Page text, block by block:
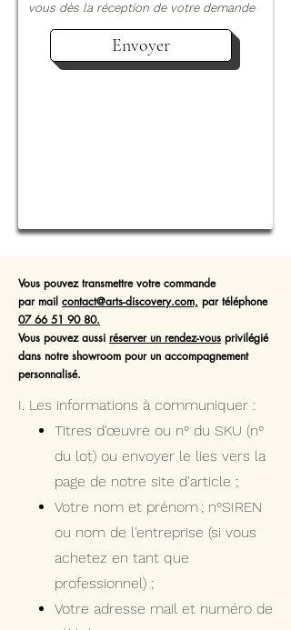
vous dès la réception de votre demande
Envoyer
Vous pouvez transmettre votre commande
par mail contact@arts-discovery.com, par téléphone
07 66 51 90 80.
Vous pouvez aussi réserver un rendez-vous privilégié
dans notre showroom pour un accompagnement
personnalisé.
I. Les informations à communiquer :
Titres d'œuvre ou n° du SKU (n°
du lot) ou envoyer le lies vers la
page de notre site d'article ;
Votre nom et prénom ; n°SIREN
ou nom de l'entreprise (si vous
achetez en tant que
professionnel) ;
Votre adresse mail et numéro de